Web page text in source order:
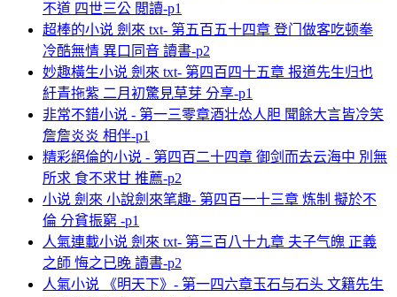
不道 四世三公 閲讀-p1
超棒的小说 劍來 txt- 第五百五十四章 登门做客吃顿拳
冷酷無情 異口同音 讀書-p2
妙趣橫生小说 劍來 txt- 第四百四十五章 报道先生归也
紆青拖紫 二月初驚見草芽 分享-p1
非常不錯小说 - 第一三零章酒壮怂人胆 聞餘大言皆冷笑
詹詹炎炎 相伴-p1
精彩絕倫的小说 - 第四百二十四章 御剑而去云海中 別無
所求 食不求甘 推薦-p2
小说 劍來 小說劍來笔趣- 第四百一十三章 炼制 擬於不
倫 分貧振窮 -p1
人氣連載小说 劍來 txt- 第三百八十九章 夫子气魄 正義
之師 悔之已晚 讀書-p2
人氣小说 《明天下》- 第一四六章玉石与石头 文籍先生